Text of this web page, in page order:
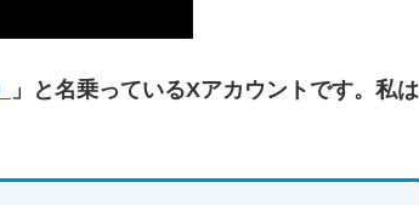
」と名乗っているXアカウントです。私は